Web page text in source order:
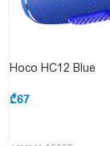
Hoco HC12 Blue
₾67